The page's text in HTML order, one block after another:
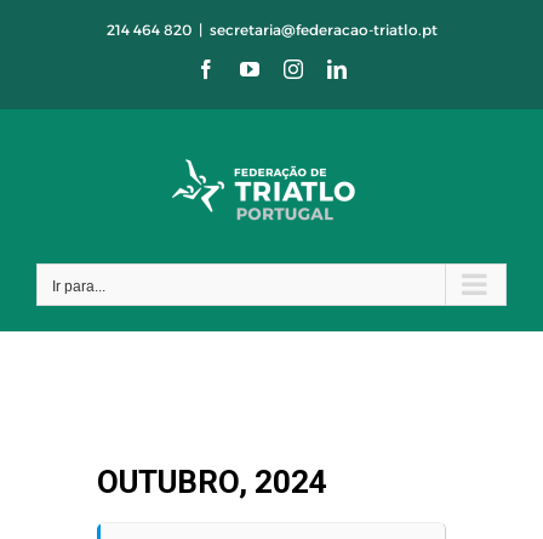
214 464 820 | secretaria@federacao-triatlo.pt
FacebookYouTubeInstagramLinkedIn
Ir para...
OUTUBRO, 2024